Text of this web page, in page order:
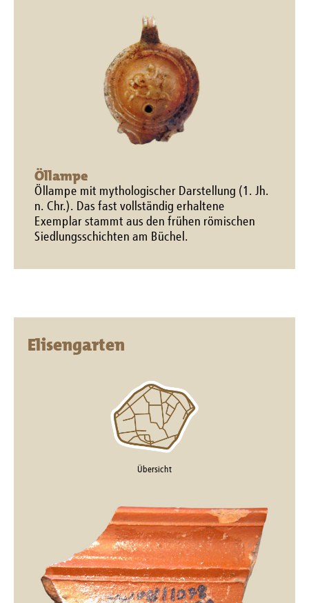
Öllampe
Öllampe mit mythologischer Darstellung (1. Jh.
n. Chr.). Das fast vollständig erhaltene
Exemplar stammt aus den frühen römischen
Siedlungsschichten am Büchel.
Elisengarten
Übersicht